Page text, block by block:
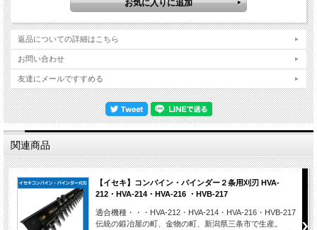
返品についての詳細はこちら
お問い合わせ
友達にメールですすめる
関連商品
【イセキ】コンバイン・バインダー２条用刈刃 HVA-
212・HVA-214・HVA-216 ・HVB-217
適合機種・・・HVA-212・HVA-214・HVA-216・HVB-217
伝統の鍛冶屋の町、金物の町、新潟県三条市で生産。